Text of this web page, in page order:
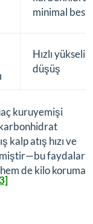
minimal
Hızlı
düşüş
kuruyemişi
karbonhidrat
kalp atış hızı ve
faydalar
de kilo koruma